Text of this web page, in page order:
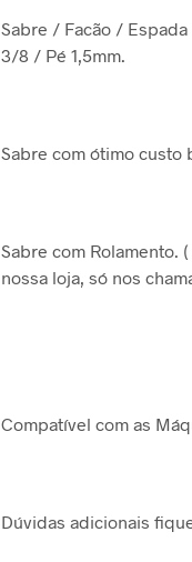
Sabre / Facão /
3/8 / Pé 1,5mm.
Sabre com ótimo custo
Sabre com Rolamento.
nossa loja, só nos
Compatível com as
Dúvidas adicionais